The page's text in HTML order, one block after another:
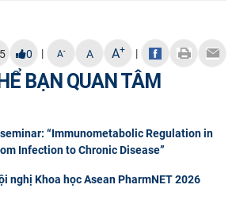
0 | A- A A+ |
BẠN QUAN TÂM
“Immunometabolic Regulation in
Infection to Chronic Disease”
nghị Khoa học Asean PharmNET 2026